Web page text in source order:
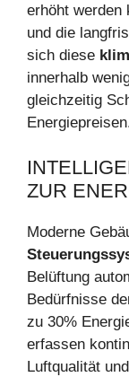
erhöht werden
und die
sich diese
innerhalb
gleichzeitig
ZUR
Moderne
Belüftung
Bedürfnisse
zu 30%
erfassen
Luftqualität